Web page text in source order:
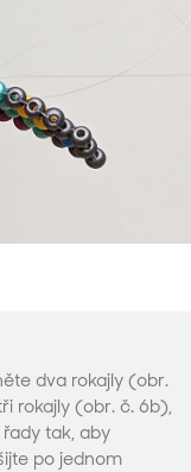
dva rokajly (obr.
rokajly (obr. č. 6b),
tak, aby
po jednom